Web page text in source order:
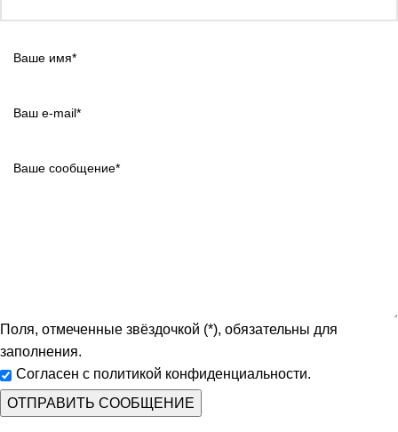
Поля, отмеченные звёздочкой (*), обязательны для
заполнения.
Согласен с политикой конфиденциальности.